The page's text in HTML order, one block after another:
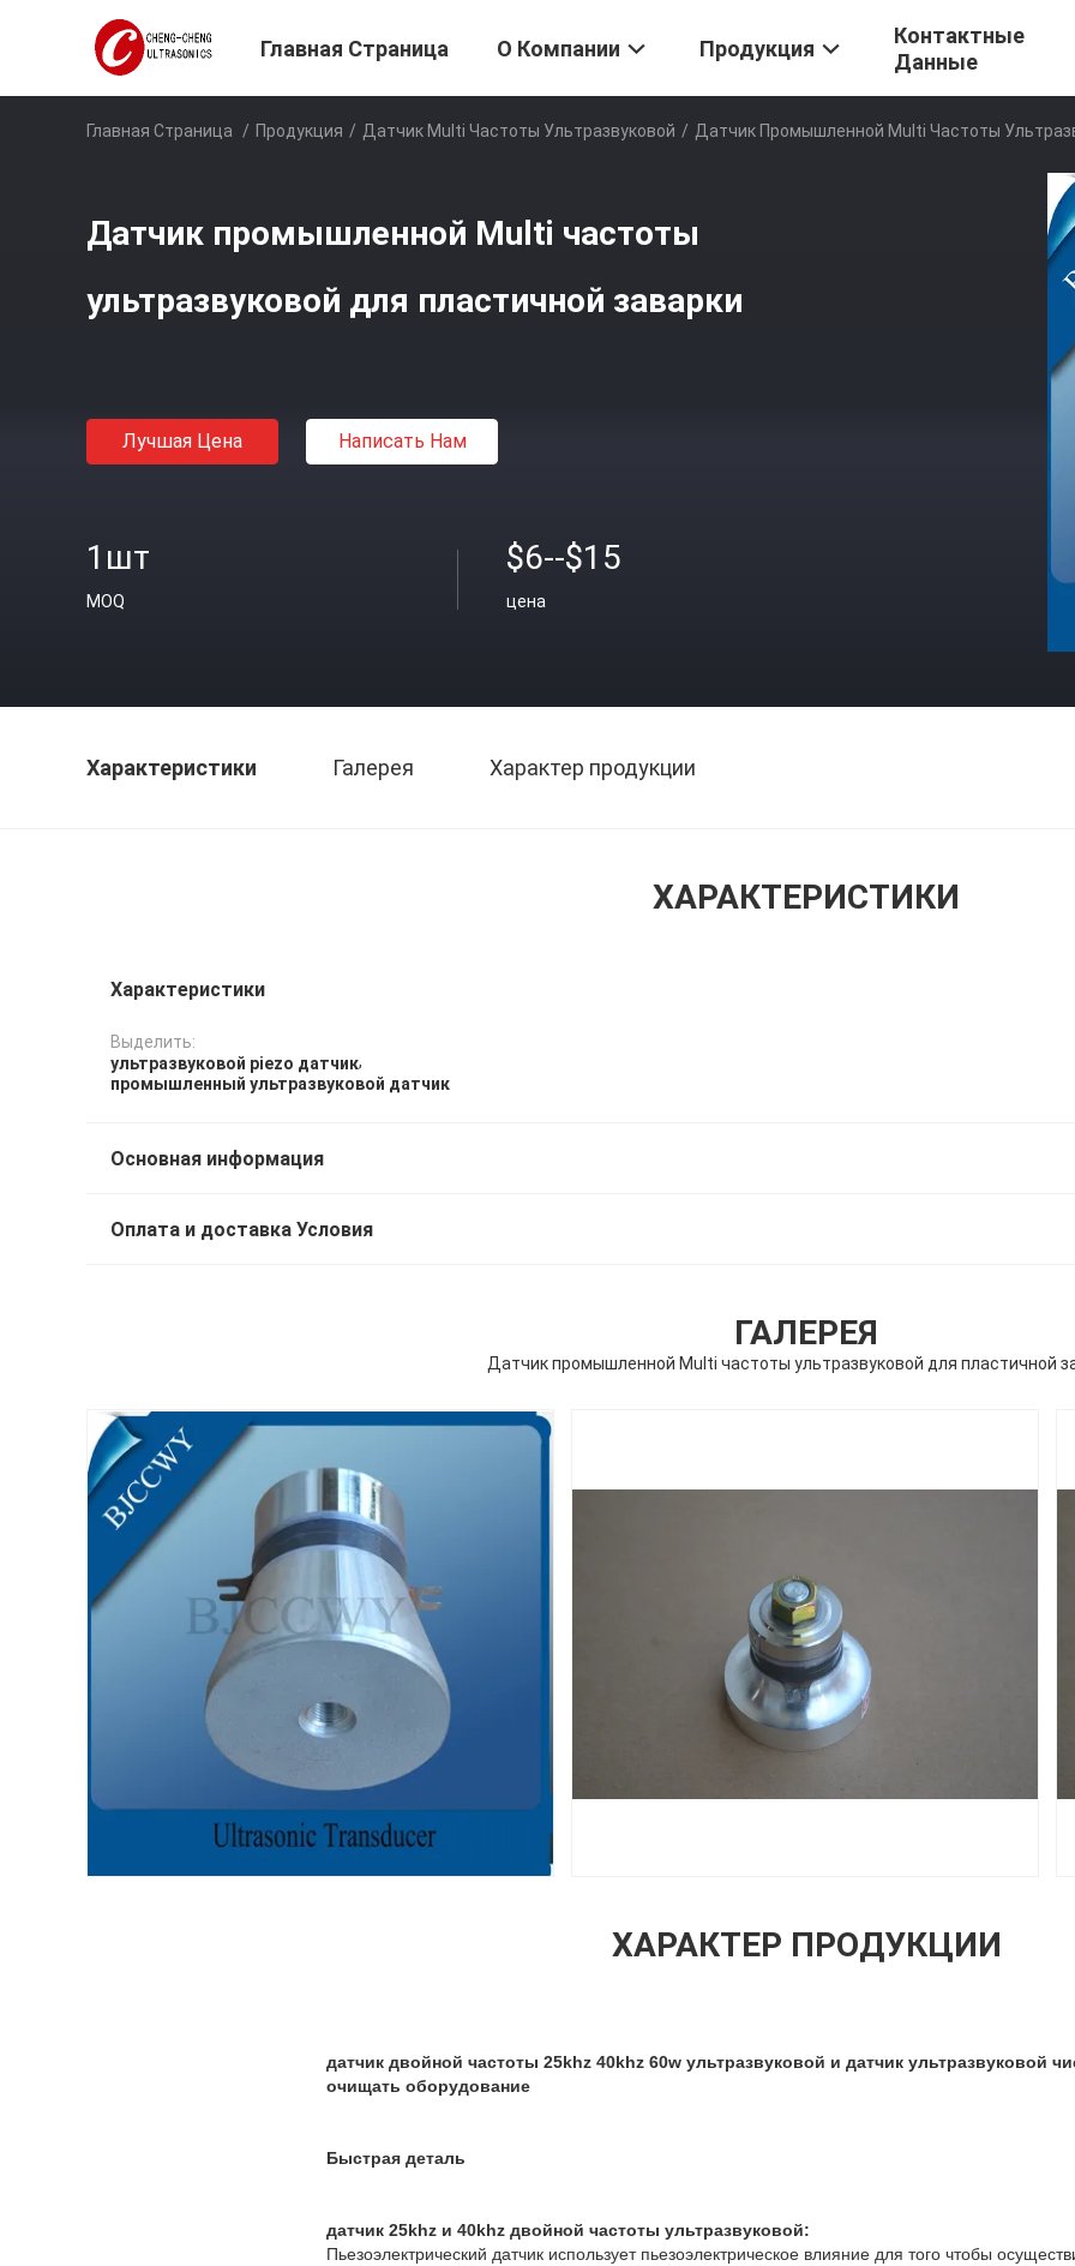
Главная Страница О Компании Продукция
Контактные
Данные
Главная Страница / Продукция / Датчик Multi Частоты Ультразвуковой / Датчик Промышленной Multi Частоты
Датчик промышленной Multi частоты
ультразвуковой для пластичной заварки
Лучшая Цена Написать Нам
1шт
MOQ
$6--$15
цена
Характеристики Галерея Характер продукции
ХАРАКТЕРИСТИКИ
Характеристики
Выделить:
ультразвуковой piezo датчик,
промышленный ультразвуковой датчик
Основная информация
Оплата и доставка Условия
ГАЛЕРЕЯ
Датчик промышленной Multi частоты ультразвуковой для пластичной
ХАРАКТЕР ПРОДУКЦИИ
датчик двойной частоты 25khz 40khz 60w ультразвуковой и датчик ультразвуковой
очищать оборудование
Быстрая деталь
датчик 25khz и 40khz двойной частоты ультразвуковой:
Пьезоэлектрический датчик использует пьезоэлектрическое влияние для того чтобы